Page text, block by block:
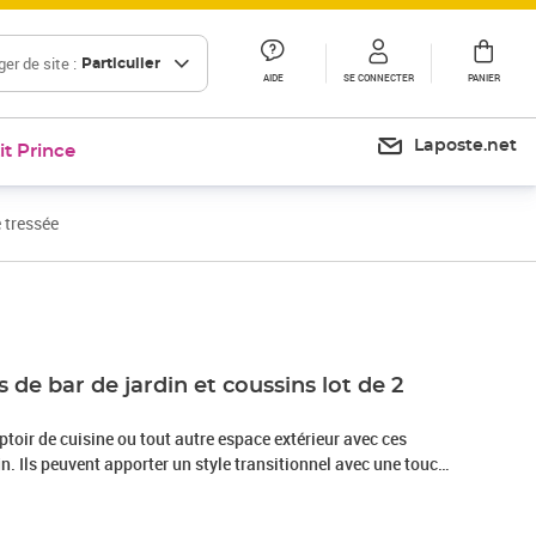
de site : Particulier
AIDE SE CONNECTER PANIER
Prince Laposte.net
de bar de jardin et coussins lot de 2
de cuisine ou tout autre espace extérieur avec ces
Ils peuvent apporter un style transitionnel avec une touche
à n’importe quel espace extérieur ! Le tabouret dispose